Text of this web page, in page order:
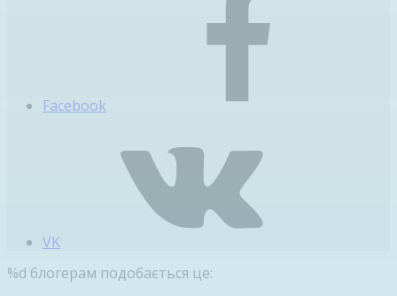
Facebook
VK
%d блогерам подобається це: